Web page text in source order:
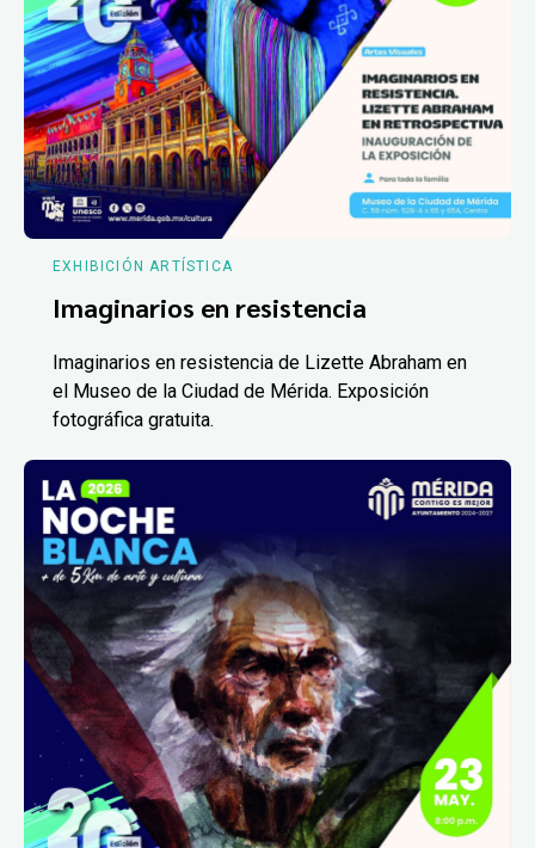
EXHIBICIÓN ARTÍSTICA
Imaginarios en resistencia
Imaginarios en resistencia de Lizette Abraham en
el Museo de la Ciudad de Mérida. Exposición
fotográfica gratuita.